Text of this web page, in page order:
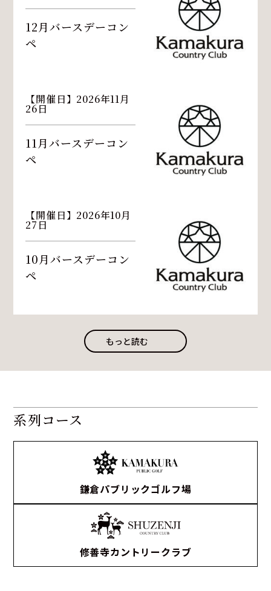
12月バースデーコン
ペ
【開催日】2026年11月
26日
11月バースデーコン
ペ
【開催日】2026年10月
27日
10月バースデーコン
ペ
もっと読む
系列コース
鎌倉パブリックゴルフ場
修善寺カントリークラブ